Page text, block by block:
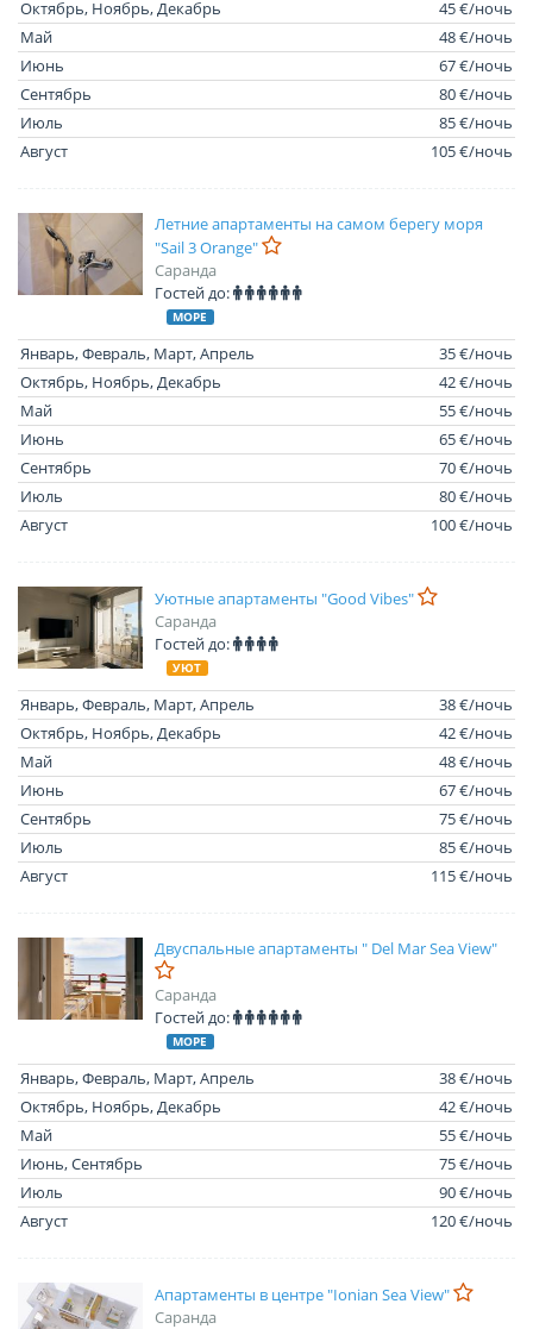
Октябрь, Ноябрь, Декабрь
45 €/ночь
Май
48 €/ночь
Июнь
67 €/ночь
Сентябрь
80 €/ночь
Июль
85 €/ночь
Август
105 €/ночь
Летние апартаменты на самом берегу моря
"Sail 3 Orange"
Саранда
Гостей до:
МОРЕ
Январь, Февраль, Март, Апрель
35 €/ночь
Октябрь, Ноябрь, Декабрь
42 €/ночь
Май
55 €/ночь
Июнь
65 €/ночь
Сентябрь
70 €/ночь
Июль
80 €/ночь
Август
100 €/ночь
Уютные апартаменты "Good Vibes"
Саранда
Гостей до:
УЮТ
Январь, Февраль, Март, Апрель
38 €/ночь
Октябрь, Ноябрь, Декабрь
42 €/ночь
Май
48 €/ночь
Июнь
67 €/ночь
Сентябрь
75 €/ночь
Июль
85 €/ночь
Август
115 €/ночь
Двуспальные апартаменты " Del Mar Sea View"
Саранда
Гостей до:
МОРЕ
Январь, Февраль, Март, Апрель
38 €/ночь
Октябрь, Ноябрь, Декабрь
42 €/ночь
Май
55 €/ночь
Июнь, Сентябрь
75 €/ночь
Июль
90 €/ночь
Август
120 €/ночь
Апартаменты в центре "Ionian Sea View"
Саранда